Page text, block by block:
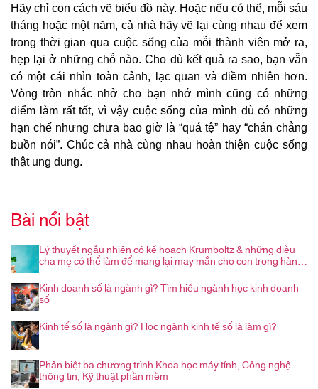
Hãy chỉ con cách vẽ biểu đồ này. Hoặc nếu có thể, mỗi sáu
tháng hoặc một năm, cả nhà hãy vẽ lại cùng nhau để xem
trong thời gian qua cuộc sống của mỗi thành viên mở ra,
hẹp lại ở những chỗ nào. Cho dù kết quả ra sao, bạn vẫn
có một cái nhìn toàn cảnh, lạc quan và điềm nhiên hơn.
Vòng tròn nhắc nhở cho bạn nhớ mình cũng có những
điểm làm rất tốt, vì vậy cuộc sống của mình dù có những
hạn chế nhưng chưa bao giờ là “quá tệ” hay “chán chẳng
buồn nói”. Chúc cả nhà cùng nhau hoàn thiện cuộc sống
thật ung dung.
Bài nổi bật
Lý thuyết ngẫu nhiên có kế hoạch Krumboltz & những điều
cha mẹ có thể làm để mang lại may mắn cho con trong hành
trình nghề nghiệp
Kinh doanh số là ngành gì? Tìm hiểu ngành học kinh doanh
số
Kinh tế số là ngành gì? Học ngành kinh tế số là làm gì?
Phân biệt ba chương trình Khoa học máy tính, Công nghệ
thông tin, Kỹ thuật phần mềm